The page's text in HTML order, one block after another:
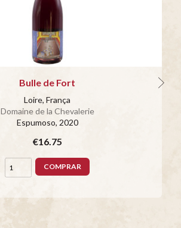
Bulle de Fort
Loire, França
Domaine de la Chevalerie
Espumoso, 2020
€16.75
COMPRAR